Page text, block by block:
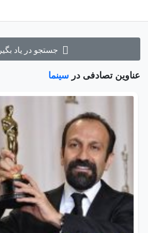
جستجو در یاد بگیر
عناوین تصادفی در سینما